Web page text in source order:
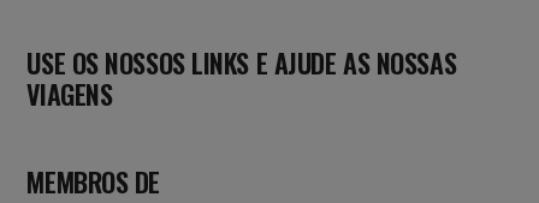
USE OS NOSSOS LINKS E AJUDE AS NOSSAS
VIAGENS
MEMBROS DE